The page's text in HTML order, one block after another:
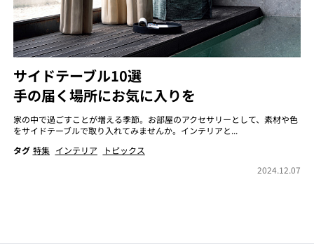
サイドテーブル10選
手の届く場所にお気に入りを
家の中で過ごすことが増える季節。お部屋のアクセサリーとして、素材や色
をサイドテーブルで取り入れてみませんか。インテリアと...
タグ 特集 インテリア
トピックス
2024.12.07